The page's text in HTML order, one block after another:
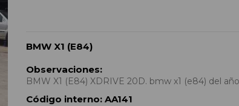
BMW X1 (E84)
Observaciones:
BMW X1 (E84) XDRIVE 20D. bmw x1 (e84) del
Código interno: AA141